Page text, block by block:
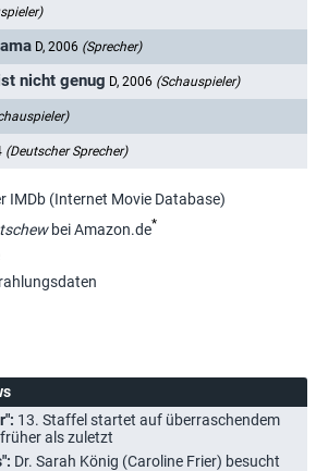
D, 2006 (Sprecher)
nicht genug D, 2006 (Schauspieler)
(Deutscher Sprecher)
IMDb (Internet Movie Database)
bei Amazon.de*
13. Staffel startet auf überraschendem
als zuletzt
Dr. Sarah König (Caroline Frier) besucht